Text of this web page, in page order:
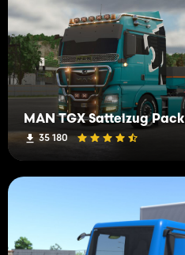
MAN TGX Sattelzug Pack
35 180